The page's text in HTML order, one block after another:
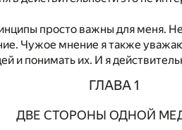
просто важны для меня.
Чужое мнение я также
и понимать их. И я
ГЛАВА 1
ДВЕ СТОРОНЫ ОДНОЙ